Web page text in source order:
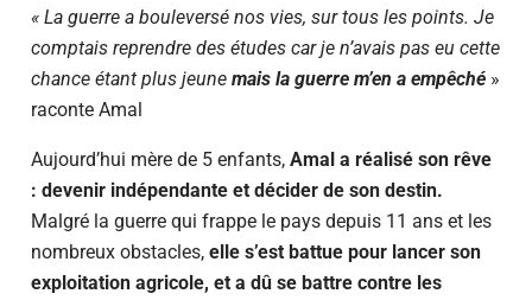
« La guerre a bouleversé nos vies, sur tous les points. Je
comptais reprendre des études car je n’avais pas eu cette
chance étant plus jeune mais la guerre m’en a empêché »
raconte Amal
Aujourd’hui mère de 5 enfants, Amal a réalisé son rêve
: devenir indépendante et décider de son destin.
Malgré la guerre qui frappe le pays depuis 11 ans et les
nombreux obstacles, elle s’est battue pour lancer son
exploitation agricole, et a dû se battre contre les